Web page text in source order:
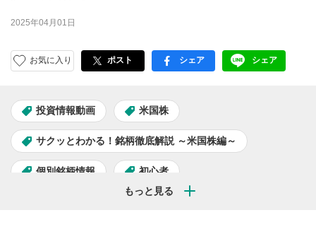
2025年04月01日
お気に入り ポスト facebook
シェア LINE
シェア
投資情報動画 米国株
サクッとわかる！銘柄徹底解説 ～米国株編～
個別銘柄情報 初心者